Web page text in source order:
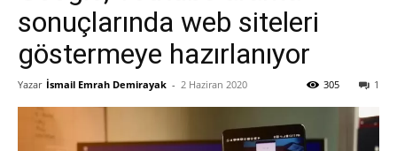
Optimizasyonu
sonuçlarında web siteleri
göstermeye hazırlanıyor
Yazar İsmail Emrah Demirayak - 2 Haziran 2020 1
305